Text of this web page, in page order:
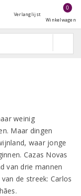
Verlanglijst
0
Winkelwagen
weinig
Maar dingen
waar jonge
Cazas Novas
van drie mannen
de streek: Carlos